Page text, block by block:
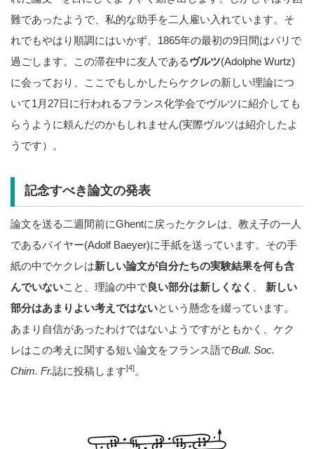
難であったようで、私的な助手を二人雇い入れています。そ
れでもやはり順調にはいかず、1865年の最初の9日間はパリで
過ごします。この滞在中に友人であるヴルツ(Adolphe Wurtz)
に会っており、ここでもしかしたらケクレの新しい理論につ
いて1月27日に行われるフランス化学会でヴルツに紹介しても
らうように頼んだのかもしれません(実際ヴルツは紹介したよ
うです）。
記念すべき論文の発表
論文を送る二週間前にGhentに戻ったケクレは、教え子の一人
であるバイヤー(Adolf Baeyer)に手紙を送っています。その手
紙の中でケクレは新しい論文が自分たちの実験結果を何も含
んでいないこと、理論の中で良い部分は新しくなく
新しい
部分はあまりよい考えではないという懸念を綴っています。
あまり自信があったわけではないようですがともかく、ケク
レはこの考えに関する短い論文をフランス語でBull. Soc.
Chim. Fr.誌に投稿します[4] 。